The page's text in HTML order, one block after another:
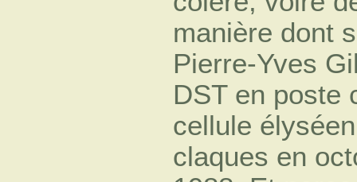
manière dont
Pierre-Yves
DST en poste
cellule
claques en